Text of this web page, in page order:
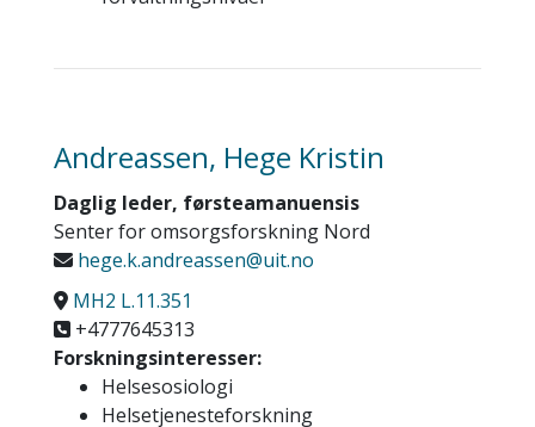
Andreassen, Hege Kristin
Daglig leder, førsteamanuensis
Senter for omsorgsforskning Nord
hege.k.andreassen@uit.no
MH2 L.11.351
+4777645313
Forskningsinteresser:
Helsesosiologi
Helsetjenesteforskning